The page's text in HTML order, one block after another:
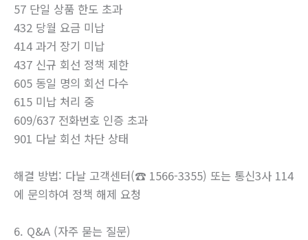
57 단일 상품 한도 초과
432 당월 요금 미납
414 과거 장기 미납
437 신규 회선 정책 제한
605 동일 명의 회선 다수
615 미납 처리 중
609/637 전화번호 인증 초과
901 다날 회선 차단 상태
해결 방법: 다날 고객센터(☎️ 1566-3355) 또는 통신3사 114
에 문의하여 정책 해제 요청
6. Q&A (자주 묻는 질문)